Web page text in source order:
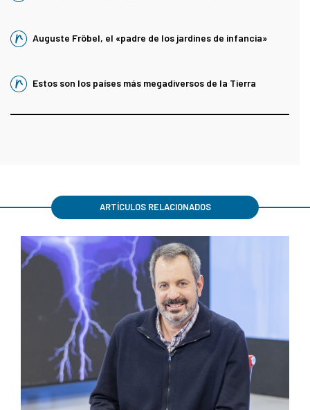
Auguste Fröbel, el «padre de los jardines de infancia»
Estos son los países más megadiversos de la Tierra
ARTÍCULOS RELACIONADOS